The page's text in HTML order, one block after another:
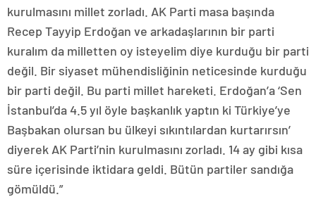
kurulmasını millet zorladı. AK Parti masa başında
Recep Tayyip Erdoğan ve arkadaşlarının bir parti
kuralım da milletten oy isteyelim diye kurduğu bir parti
değil. Bir siyaset mühendisliğinin neticesinde kurduğu
bir parti değil. Bu parti millet hareketi. Erdoğan’a ‘Sen
İstanbul’da 4.5 yıl öyle başkanlık yaptın ki Türkiye’ye
Başbakan olursan bu ülkeyi sıkıntılardan kurtarırsın’
diyerek AK Parti’nin kurulmasını zorladı. 14 ay gibi kısa
süre içerisinde iktidara geldi. Bütün partiler sandığa
gömüldü.”